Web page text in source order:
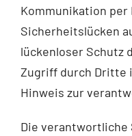
Kommunikation per
Sicherheitslücken
lückenloser Schutz
Zugriff durch Dritte
Hinweis zur
Die verantwortliche